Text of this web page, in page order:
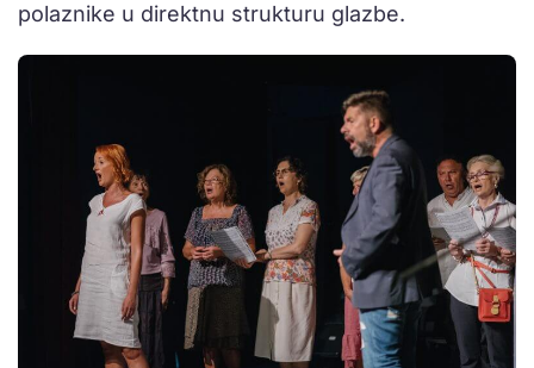
polaznike u direktnu strukturu glazbe.